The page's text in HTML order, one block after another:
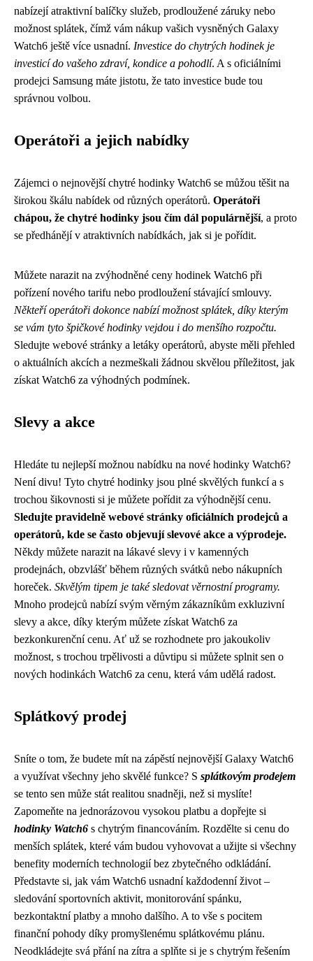
nabízejí atraktivní balíčky služeb, prodloužené záruky nebo
možnost splátek, čímž vám nákup vašich vysněných Galaxy
Watch6 ještě více usnadní. Investice do chytrých hodinek je
investicí do vašeho zdraví, kondice a pohodlí. A s oficiálními
prodejci Samsung máte jistotu, že tato investice bude tou
správnou volbou.
Operátoři a jejich nabídky
Zájemci o nejnovější chytré hodinky Watch6 se můžou těšit na
širokou škálu nabídek od různých operátorů. Operátoři
chápou, že chytré hodinky jsou čím dál populárnější, a proto
se předhánějí v atraktivních nabídkách, jak si je pořídit.
Můžete narazit na zvýhodněné ceny hodinek Watch6 při
pořízení nového tarifu nebo prodloužení stávající smlouvy.
Někteří operátoři dokonce nabízí možnost splátek, díky kterým
se vám tyto špičkové hodinky vejdou i do menšího rozpočtu.
Sledujte webové stránky a letáky operátorů, abyste měli přehled
o aktuálních akcích a nezmeškali žádnou skvělou příležitost, jak
získat Watch6 za výhodných podmínek.
Slevy a akce
Hledáte tu nejlepší možnou nabídku na nové hodinky Watch6?
Není divu! Tyto chytré hodinky jsou plné skvělých funkcí a s
trochou šikovnosti si je můžete pořídit za výhodnější cenu.
Sledujte pravidelně webové stránky oficiálních prodejců a
operátorů, kde se často objevují slevové akce a výprodeje.
Někdy můžete narazit na lákavé slevy i v kamenných
prodejnách, obzvlášť během různých svátků nebo nákupních
horeček. Skvělým tipem je také sledovat věrnostní programy.
Mnoho prodejců nabízí svým věrným zákazníkům exkluzivní
slevy a akce, díky kterým můžete získat Watch6 za
bezkonkurenční cenu. Ať už se rozhodnete pro jakoukoliv
možnost, s trochou trpělivosti a důvtipu si můžete splnit sen o
nových hodinkách Watch6 za cenu, která vám udělá radost.
Splátkový prodej
Sníte o tom, že budete mít na zápěstí nejnovější Galaxy Watch6
a využívat všechny jeho skvělé funkce? S splátkovým prodejem
se tento sen může stát realitou snadněji, než si myslíte!
Zapomeňte na jednorázovou vysokou platbu a dopřejte si
hodinky Watch6 s chytrým financováním. Rozdělte si cenu do
menších splátek, které vám budou vyhovovat a užijte si všechny
benefity moderních technologií bez zbytečného odkládání.
Představte si, jak vám Watch6 usnadní každodenní život –
sledování sportovních aktivit, monitorování spánku,
bezkontaktní platby a mnoho dalšího. A to vše s pocitem
finanční pohody díky promyšlenému splátkovému plánu.
Neodkládejte svá přání na zítra a splňte si je s chytrým řešením